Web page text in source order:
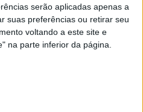
serão aplicadas apenas a
suas preferências ou retirar seu
voltando a este site e
na parte inferior da página.
Martín não dá hipóteses e